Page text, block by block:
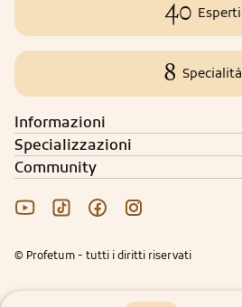
40 Esperti
8 Specialità
Informazioni
Specializzazioni
Community
© Profetum - tutti i diritti riservati